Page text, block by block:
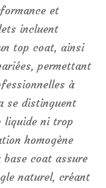
et
incluent
top coat, ainsi
permettant
à
se distinguent
liquide ni trop
homogène
base coat assure
naturel, créant